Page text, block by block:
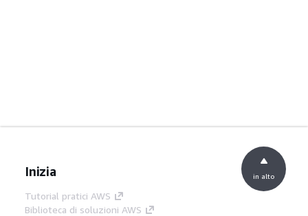
Inizia
Tutorial pratici AWS
Biblioteca di soluzioni AWS
in alto